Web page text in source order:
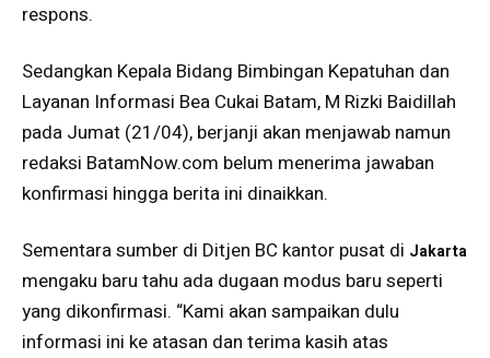
respons.
Sedangkan Kepala Bidang Bimbingan Kepatuhan dan
Layanan Informasi Bea Cukai Batam, M Rizki Baidillah
pada Jumat (21/04), berjanji akan menjawab namun
redaksi BatamNow.com belum menerima jawaban
konfirmasi hingga berita ini dinaikkan.
Sementara sumber di Ditjen BC kantor pusat di Jakarta
mengaku baru tahu ada dugaan modus baru seperti
yang dikonfirmasi. “Kami akan sampaikan dulu
informasi ini ke atasan dan terima kasih atas